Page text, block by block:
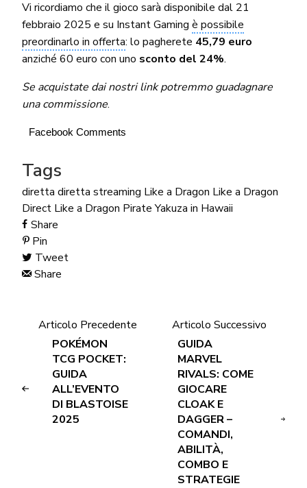
Vi ricordiamo che il gioco sarà disponibile dal 21
febbraio 2025 e su Instant Gamingè possibile
preordinarlo in offerta: lo pagherete 45,79 euro
anziché 60 euro con uno sconto del 24%.
Se acquistate dai nostri link potremmo guadagnare
una commissione.
Facebook Comments
Tags
diretta diretta streaming Like a Dragon Like a Dragon
Direct Like a Dragon Pirate Yakuza in Hawaii
Share
Pin
Tweet
Share
Articolo Precedente
POKÉMON
TCG POCKET:
GUIDA
ALL’EVENTO
DI BLASTOISE
2025
Articolo Successivo
GUIDA
MARVEL
RIVALS: COME
GIOCARE
CLOAK E
DAGGER –
COMANDI,
ABILITÀ,
COMBO E
STRATEGIE